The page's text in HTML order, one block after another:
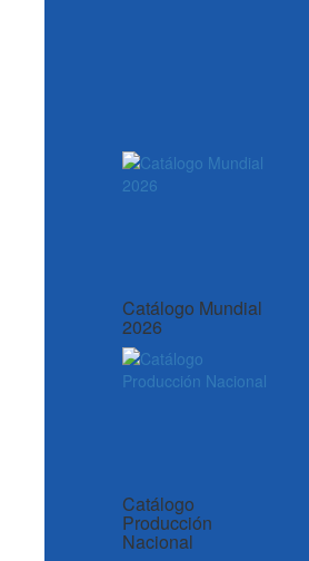
Catálogo Mundial
2026
Catálogo
Producción
Nacional